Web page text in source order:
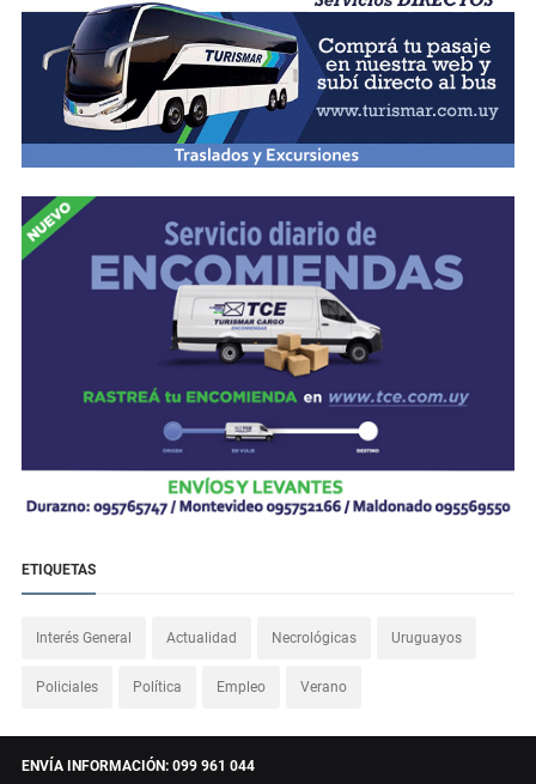
ETIQUETAS
Interés General Actualidad Necrológicas Uruguayos
Policiales Política Empleo Verano
ENVÍA INFORMACIÓN: 099 961 044